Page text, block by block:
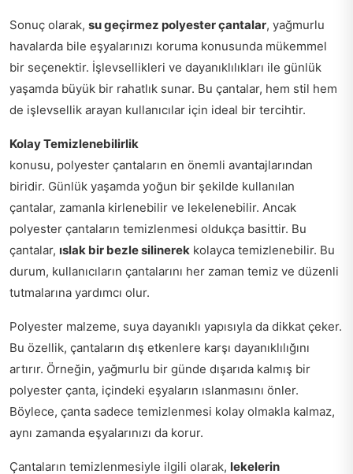
Sonuç olarak, su geçirmez polyester çantalar, yağmurlu
havalarda bile eşyalarınızı koruma konusunda mükemmel
bir seçenektir. İşlevsellikleri ve dayanıklılıkları ile günlük
yaşamda büyük bir rahatlık sunar. Bu çantalar, hem stil hem
de işlevsellik arayan kullanıcılar için ideal bir tercihtir.
Kolay Temizlenebilirlik
konusu, polyester çantaların en önemli avantajlarından
biridir. Günlük yaşamda yoğun bir şekilde kullanılan
çantalar, zamanla kirlenebilir ve lekelenebilir. Ancak
polyester çantaların temizlenmesi oldukça basittir. Bu
çantalar, ıslak bir bezle silinerek kolayca temizlenebilir. Bu
durum, kullanıcıların çantalarını her zaman temiz ve düzenli
tutmalarına yardımcı olur.
Polyester malzeme, suya dayanıklı yapısıyla da dikkat çeker.
Bu özellik, çantaların dış etkenlere karşı dayanıklılığını
artırır. Örneğin, yağmurlu bir günde dışarıda kalmış bir
polyester çanta, içindeki eşyaların ıslanmasını önler.
Böylece, çanta sadece temizlenmesi kolay olmakla kalmaz,
aynı zamanda eşyalarınızı da korur.
Çantaların temizlenmesiyle ilgili olarak, lekelerin